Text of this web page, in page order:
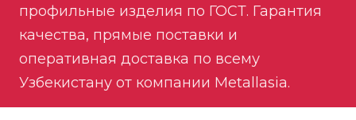
профильные изделия по ГОСТ. Гарантия
качества, прямые поставки и
оперативная доставка по всему
Узбекистану от компании Metallasia.